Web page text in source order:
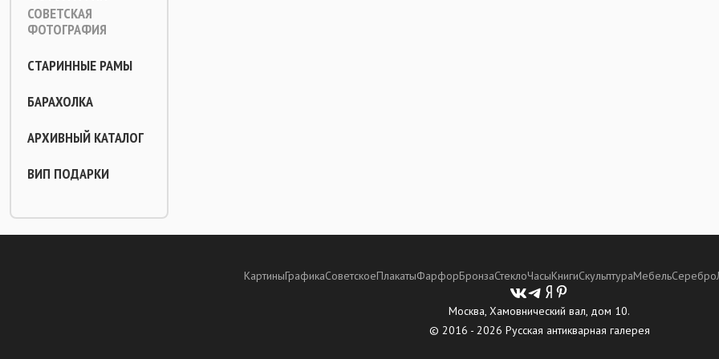
СОВЕТСКАЯ
ФОТОГРАФИЯ
СТАРИННЫЕ РАМЫ
БАРАХОЛКА
АРХИВНЫЙ КАТАЛОГ
ВИП ПОДАРКИ
КартиныГрафикаСоветскоеПлакатыФарфорБронзаСтеклоЧасыКнигиСкульптураМебельСеребро
Москва, Хамовнический вал, дом 10.
© 2016 - 2026 Русская антикварная галерея